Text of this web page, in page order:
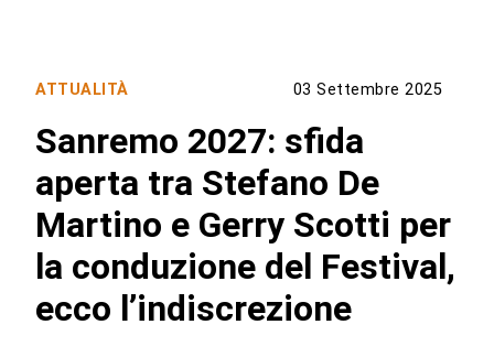
ATTUALITÀ 03 Settembre 2025
Sanremo 2027: sfida
aperta tra Stefano De
Martino e Gerry Scotti per
la conduzione del Festival,
ecco l’indiscrezione